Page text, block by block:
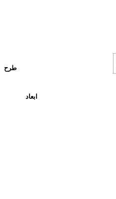
طرح
ابعاد